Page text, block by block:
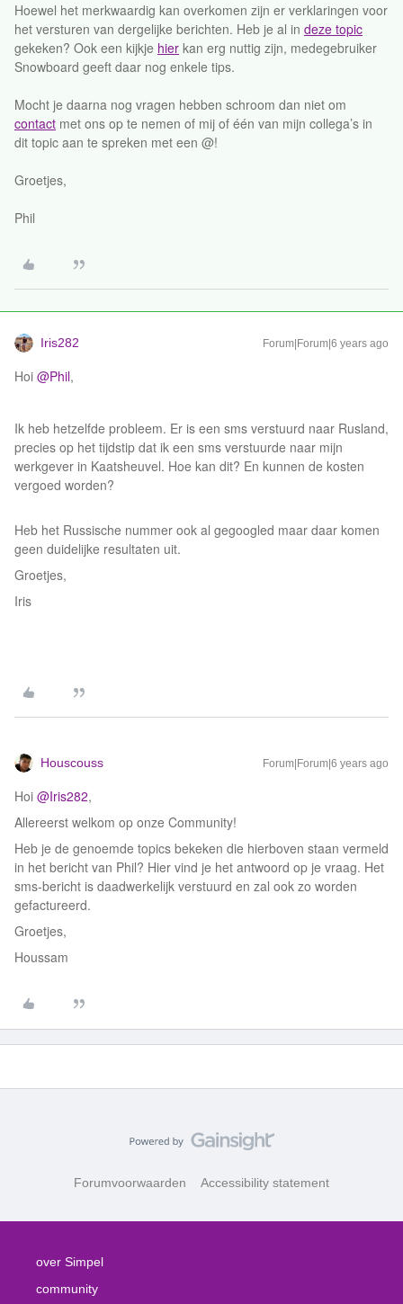
Hoewel het merkwaardig kan overkomen zijn er verklaringen voor
het versturen van dergelijke berichten. Heb je al in deze topic
gekeken? Ook een kijkje hier kan erg nuttig zijn, medegebruiker
Snowboard geeft daar nog enkele tips.
Mocht je daarna nog vragen hebben schroom dan niet om
contact met ons op te nemen of mij of één van mijn collega’s in
dit topic aan te spreken met een @!
Groetjes,
Phil
Iris282 Forum|Forum|6 years ago
Hoi @Phil,
Ik heb hetzelfde probleem. Er is een sms verstuurd naar Rusland,
precies op het tijdstip dat ik een sms verstuurde naar mijn
werkgever in Kaatsheuvel. Hoe kan dit? En kunnen de kosten
vergoed worden?
Heb het Russische nummer ook al gegoogled maar daar komen
geen duidelijke resultaten uit.
Groetjes,
Iris
Houscouss Forum|Forum|6 years ago
Hoi @Iris282,
Allereerst welkom op onze Community!
Heb je de genoemde topics bekeken die hierboven staan vermeld
in het bericht van Phil? Hier vind je het antwoord op je vraag. Het
sms-bericht is daadwerkelijk verstuurd en zal ook zo worden
gefactureerd.
Groetjes,
Houssam
Forumvoorwaarden Accessibility statement
over Simpel
community